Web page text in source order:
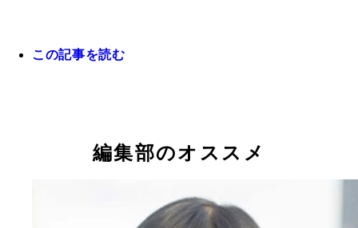
この記事を読む
編集部のオススメ